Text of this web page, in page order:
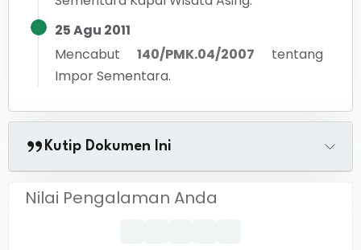
25 Agu 2011
Mencabut
140/PMK.04/2007
tentang
Impor Sementara.
Kutip Dokumen Ini
Nilai Pengalaman Anda